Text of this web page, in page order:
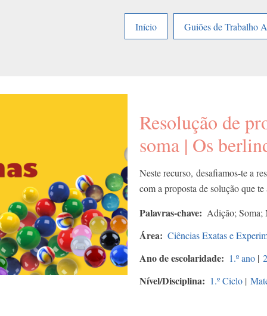
Início Guiões de Trabalho
Resolução de
soma | Os
Neste recurso, desafiamos-te a
com a proposta de solução que te
Palavras-chave Adição; Soma;
Área Ciências Exatas e
Ano de escolaridade 1.º ano |
Nível/Disciplina 1.º Ciclo |